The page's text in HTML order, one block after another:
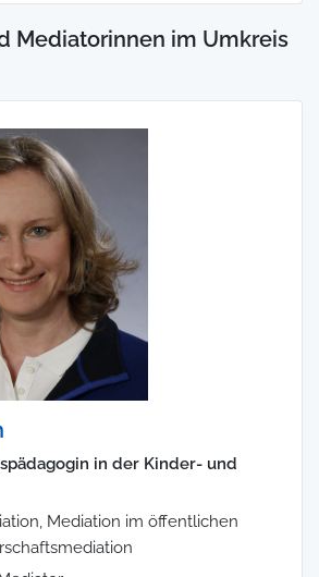
Mediatorinnen im Umkreis
in der Kinder- und
Mediation im öffentlichen